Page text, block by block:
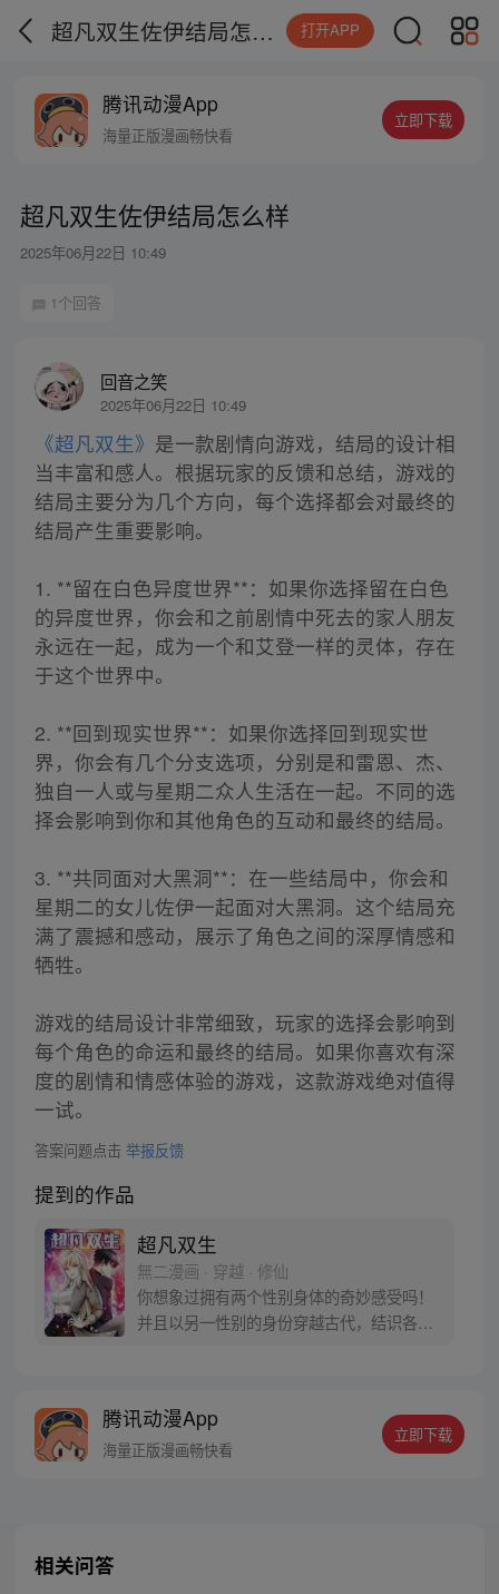
超凡双生佐伊结局怎么样 打开APP
腾讯动漫App
海量正版漫画畅快看
立即下载
超凡双生佐伊结局怎么样
2025年06月22日 10:49
1个回答
回音之笑
2025年06月22日 10:49
《超凡双生》 是一款剧情向游戏，结局的设计相
当丰富和感人。根据玩家的反馈和总结，游戏的
结局主要分为几个方向，每个选择都会对最终的
结局产生重要影响。
1. **留在白色异度世界**：如果你选择留在白色
的异度世界，你会和之前剧情中死去的家人朋友
永远在一起，成为一个和艾登一样的灵体，存在
于这个世界中。
2. **回到现实世界**：如果你选择回到现实世
界，你会有几个分支选项，分别是和雷恩、杰、
独自一人或与星期二众人生活在一起。不同的选
择会影响到你和其他角色的互动和最终的结局。
3. **共同面对大黑洞**：在一些结局中，你会和
星期二的女儿佐伊一起面对大黑洞。这个结局充
满了震撼和感动，展示了角色之间的深厚情感和
牺牲。
游戏的结局设计非常细致，玩家的选择会影响到
每个角色的命运和最终的结局。如果你喜欢有深
度的剧情和情感体验的游戏，这款游戏绝对值得
一试。
答案问题点击 举报反馈
提到的作品
超凡双生
無二漫画 · 穿越 · 修仙
你想象过拥有两个性别身体的奇妙感受吗！
并且以另一性别的身份穿越古代，结识各路
腾讯动漫App
海量正版漫画畅快看
立即下载
相关问答